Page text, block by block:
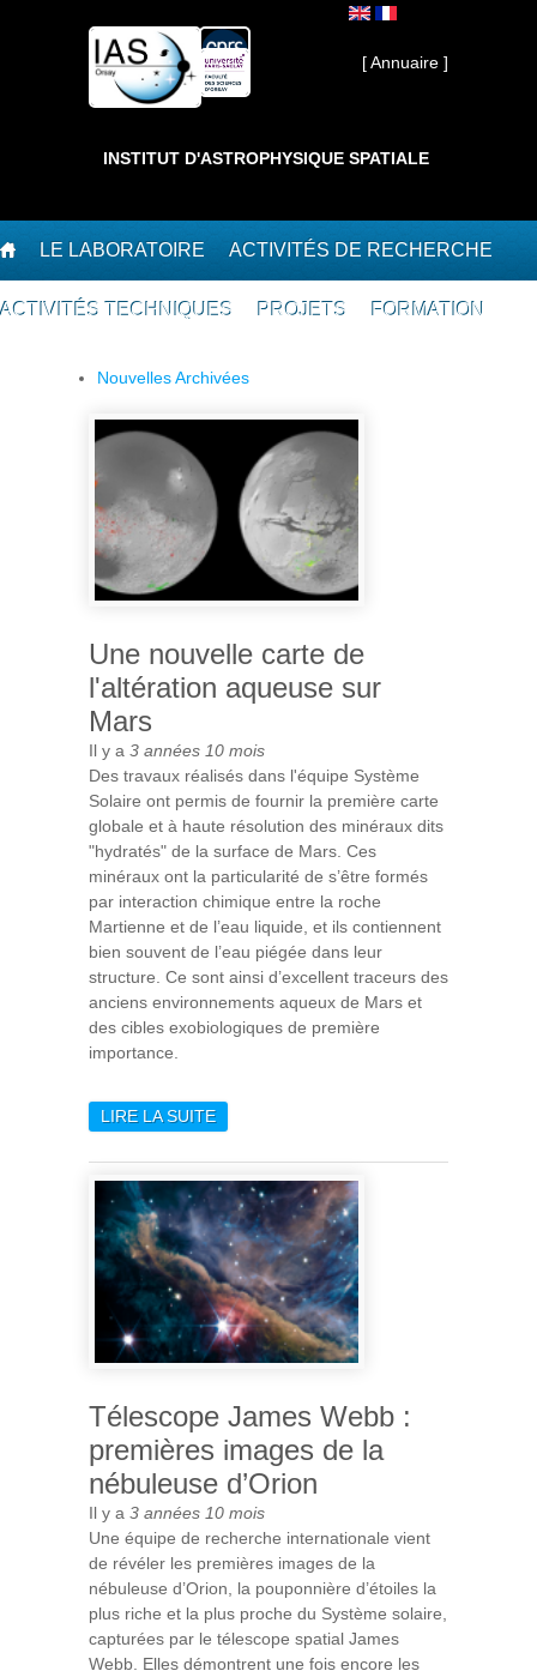
Interne ]
[ Annuaire ]
INSTITUT D'ASTROPHYSIQUE SPATIALE
LE LABORATOIRE ACTIVITÉS DE RECHERCHE
ACTIVITÉS TECHNIQUES PROJETS FORMATION
Nouvelles Archivées
Une nouvelle carte de
l'altération aqueuse sur
Mars
Il y a 3 années 10 mois
Des travaux réalisés dans l'équipe Système
Solaire ont permis de fournir la première carte
globale et à haute résolution des minéraux dits
"hydratés" de la surface de Mars. Ces
minéraux ont la particularité de s’être formés
par interaction chimique entre la roche
Martienne et de l’eau liquide, et ils contiennent
bien souvent de l’eau piégée dans leur
structure. Ce sont ainsi d’excellent traceurs des
anciens environnements aqueux de Mars et
des cibles exobiologiques de première
importance.
LIRE LA SUITEDE UNE NOUVELLE CARTE
SUR MARS
Télescope James Webb :
premières images de la
nébuleuse d’Orion
Il y a 3 années 10 mois
Une équipe de recherche internationale vient
de révéler les premières images de la
nébuleuse d’Orion, la pouponnière d’étoiles la
plus riche et la plus proche du Système solaire,
capturées par le télescope spatial James
Webb. Elles démontrent une fois encore les